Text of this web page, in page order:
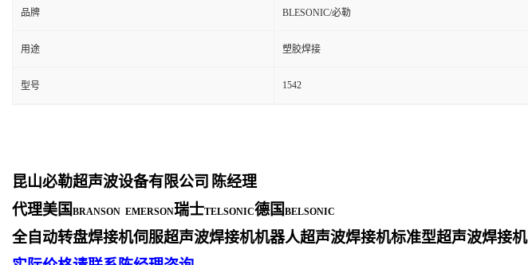
品牌 BLESONIC/必勒
用途 塑胶焊接
型号 1542
昆山必勒超声波设备有限公司 陈经理
代理美国 BRANSON EMERSON瑞士TELSONIC德国 BELSONIC
全自动转盘焊接机伺服超声波焊接机机器人超声波焊接机标准型超声波焊接机